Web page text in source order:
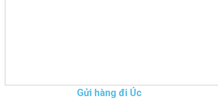
Gửi hàng đi Úc